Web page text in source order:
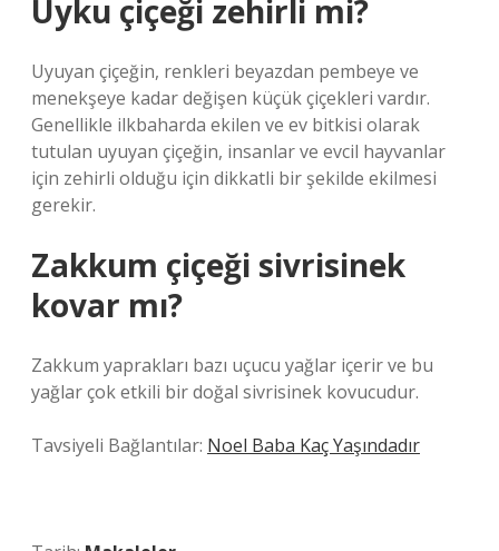
Uyku çiçeği zehirli mi?
Uyuyan çiçeğin, renkleri beyazdan pembeye ve
menekşeye kadar değişen küçük çiçekleri vardır.
Genellikle ilkbaharda ekilen ve ev bitkisi olarak
tutulan uyuyan çiçeğin, insanlar ve evcil hayvanlar
için zehirli olduğu için dikkatli bir şekilde ekilmesi
gerekir.
Zakkum çiçeği sivrisinek
kovar mı?
Zakkum yaprakları bazı uçucu yağlar içerir ve bu
yağlar çok etkili bir doğal sivrisinek kovucudur.
Tavsiyeli Bağlantılar: Noel Baba Kaç Yaşındadır